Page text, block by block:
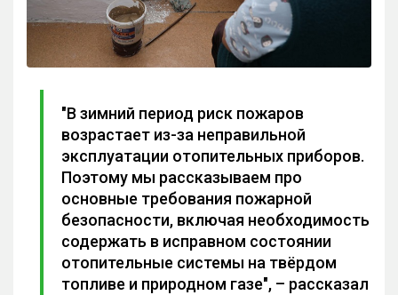
"В зимний период риск пожаров
возрастает из-за неправильной
эксплуатации отопительных приборов.
Поэтому мы рассказываем про
основные требования пожарной
безопасности, включая необходимость
содержать в исправном состоянии
отопительные системы на твёрдом
топливе и природном газе", – рассказал